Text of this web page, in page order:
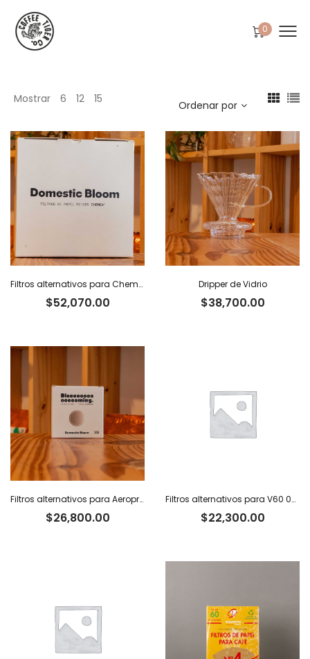
0
Mostrar 6 12 15 Ordenar por
Filtros alternativos para Chemex x 100 u.
$52,070.00
Dripper de Vidrio
$38,700.00
Filtros alternativos para Aeropress x 100 u.
$26,800.00
Filtros alternativos para V60 02 x 100 u.
$22,300.00